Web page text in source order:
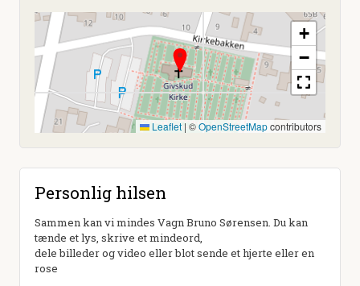
+
−
Leaflet | ©OpenStreetMapcontributors
Personlig hilsen
Sammen kan vi mindes Vagn Bruno Sørensen. Du kan
tænde et lys, skrive et mindeord,
dele billeder og video eller blot sende et hjerte eller en
rose